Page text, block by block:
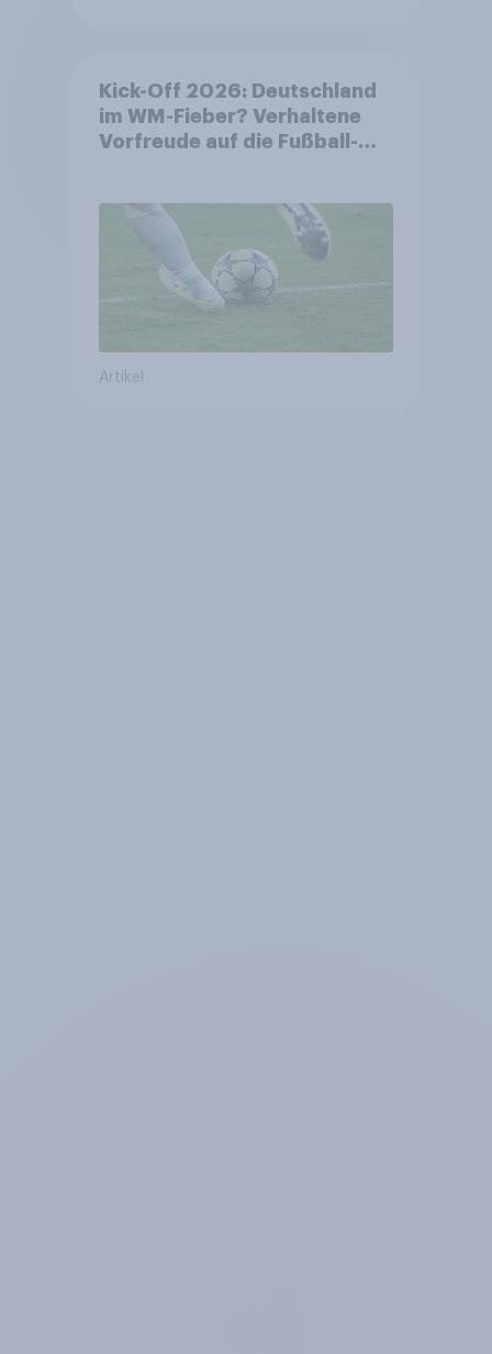
Kick-Off 2026: Deutschland
im WM-Fieber? Verhaltene
Vorfreude auf die Fußball-
Artikel